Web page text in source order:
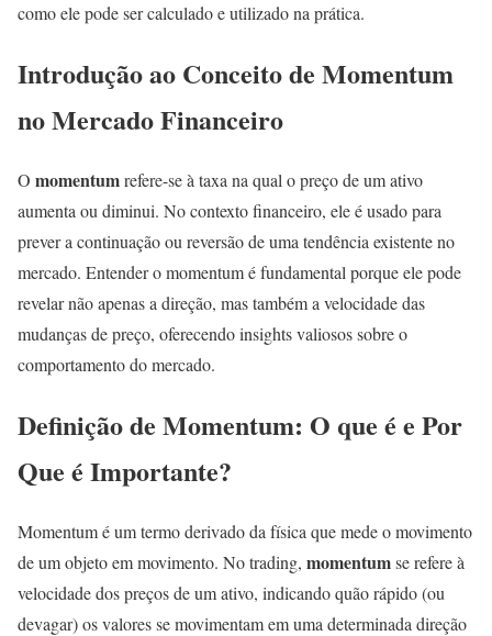
como ele pode ser calculado e utilizado na prática.
Introdução ao Conceito de Momentum
no Mercado Financeiro
O momentumrefere-se à taxa na qual o preço de um ativo
aumenta ou diminui. No contexto financeiro, ele é usado para
prever a continuação ou reversão de uma tendência existente no
mercado. Entender o momentum é fundamental porque ele pode
revelar não apenas a direção, mas também a velocidade das
mudanças de preço, oferecendo insights valiosos sobre o
comportamento do mercado.
Definição de Momentum: O que é e Por
Que é Importante?
Momentum é um termo derivado da física que mede o movimento
de um objeto em movimento. No trading, momentumse refere à
velocidade dos preços de um ativo, indicando quão rápido (ou
devagar) os valores se movimentam em uma determinada direção